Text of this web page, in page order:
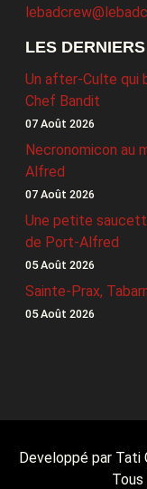
LES
Un after-Culte qui
Chef Bandit
07 Août 2026
Necronomicon au
Alfred
07 Août 2026
Une petite
de Port-Alfred
05 Août 2026
Sainte-Prax,
05 Août 2026
Developpé par Tati